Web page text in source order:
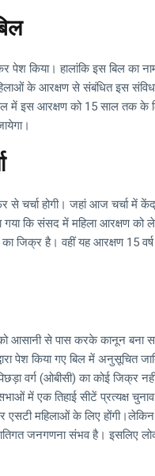
किया। हालांकि इस बिल का
के आरक्षण से संबंधित इस
में इस आरक्षण को 15 साल तक के
होगी। जहां आज चर्चा में केंद्र
गया कि संसद में महिला आरक्षण
जिक्र है। वहीं यह आरक्षण 15
आसानी से पास करके कानून बना
पेश किया गए बिल में अनुसूचित
वर्ग (ओबीसी) का कोई जिक्र
में एक तिहाई सीटें प्रत्यक्ष
एसटी महिलाओं के लिए
जनगणना संभव है। इसलिए